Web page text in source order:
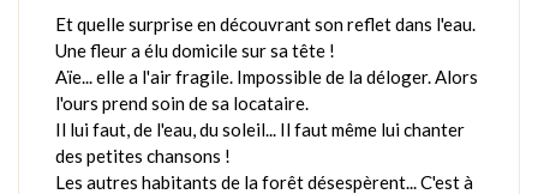
Et quelle surprise en découvrant son reflet dans l'eau.
Une fleur a élu domicile sur sa tête !
Aïe... elle a l'air fragile. Impossible de la déloger. Alors
l'ours prend soin de sa locataire.
Il lui faut, de l'eau, du soleil... Il faut même lui chanter
des petites chansons !
Les autres habitants de la forêt désespèrent... C'est à